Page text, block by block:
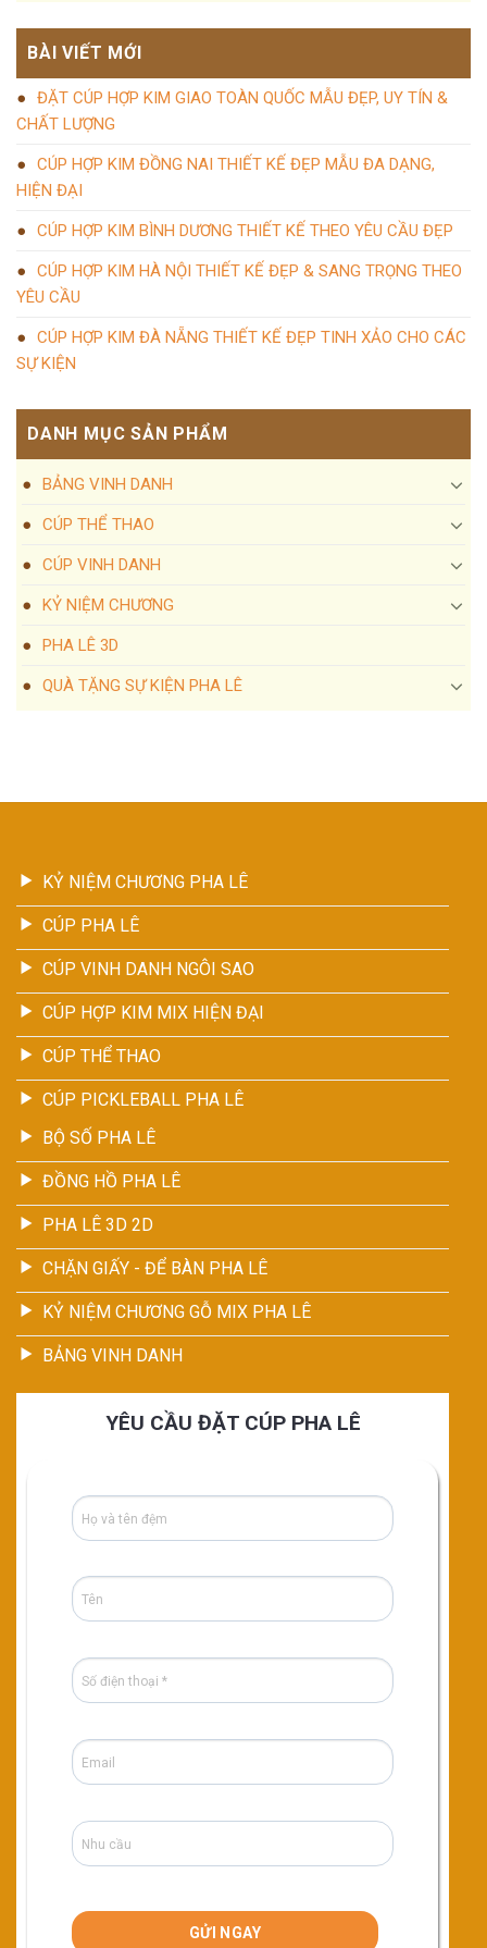
BÀI VIẾT MỚI
ĐẶT CÚP HỢP KIM GIAO TOÀN QUỐC MẪU ĐẸP, UY TÍN &
CHẤT LƯỢNG
CÚP HỢP KIM ĐỒNG NAI THIẾT KẾ ĐẸP MẪU ĐA DẠNG,
HIỆN ĐẠI
CÚP HỢP KIM BÌNH DƯƠNG THIẾT KẾ THEO YÊU CẦU ĐẸP
CÚP HỢP KIM HÀ NỘI THIẾT KẾ ĐẸP & SANG TRỌNG THEO
YÊU CẦU
CÚP HỢP KIM ĐÀ NẴNG THIẾT KẾ ĐẸP TINH XẢO CHO CÁC
SỰ KIỆN
DANH MỤC SẢN PHẨM
BẢNG VINH DANH
CÚP THỂ THAO
CÚP VINH DANH
KỶ NIỆM CHƯƠNG
PHA LÊ 3D
QUÀ TẶNG SỰ KIỆN PHA LÊ
KỶ NIỆM CHƯƠNG PHA LÊ
CÚP PHA LÊ
CÚP VINH DANH NGÔI SAO
CÚP HỢP KIM MIX HIỆN ĐẠI
CÚP THỂ THAO
CÚP PICKLEBALL PHA LÊ
BỘ SỐ PHA LÊ
ĐỒNG HỒ PHA LÊ
PHA LÊ 3D 2D
CHẶN GIẤY - ĐỂ BÀN PHA LÊ
KỶ NIỆM CHƯƠNG GỖ MIX PHA LÊ
BẢNG VINH DANH
YÊU CẦU ĐẶT CÚP PHA LÊ